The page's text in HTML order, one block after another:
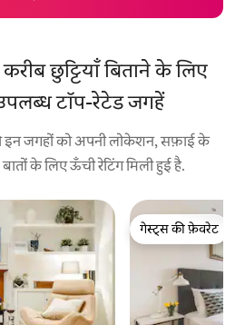
छुट्टियाँ बिताने के लिए
टॉप-रेटेड जगहें
इन जगहों को अपनी लोकेशन, सफ़ाई के
के लिए ऊँची रेटिंग मिली हुई है.
गेस्ट्स की फ़ेवरेट
गेस्ट्स की फ़ेवरेट